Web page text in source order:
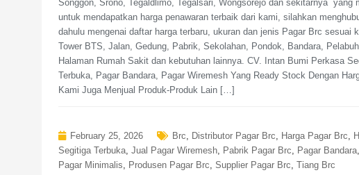
Songgon, Srono, Tegaldlimo, Tegalsari, Wongsorejo dan sekitarnya yang
untuk mendapatkan harga penawaran terbaik dari kami, silahkan
dahulu mengenai daftar harga terbaru, ukuran dan jenis Pagar Brc sesuai
Tower BTS, Jalan, Gedung, Pabrik, Sekolahan, Pondok, Bandara,
Halaman Rumah Sakit dan kebutuhan lainnya. CV. Intan Bumi Perkasa
Terbuka, Pagar Bandara, Pagar Wiremesh Yang Ready Stock Dengan
Kami Juga Menjual Produk-Produk Lain […]
February 25, 2026 Brc, Distributor Pagar Brc, Harga Pagar Brc,
Segitiga Terbuka, Jual Pagar Wiremesh, Pabrik Pagar Brc, Pagar Bandara,
Pagar Minimalis, Produsen Pagar Brc, Supplier Pagar Brc, Tiang Brc